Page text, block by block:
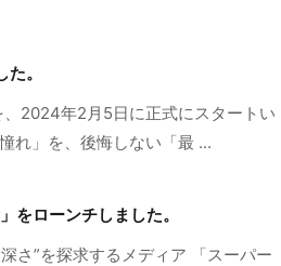
。
2024年2月5日に正式にスタートい
れ」を、後悔しない「最 ...
ローンチしました。
さ”を探求するメディア 「スーパー